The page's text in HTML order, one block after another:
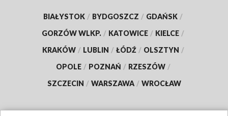
BIAŁYSTOK / BYDGOSZCZ / GDAŃSK /
GORZÓW WLKP. / KATOWICE / KIELCE /
KRAKÓW / LUBLIN / ŁÓDŹ / OLSZTYN /
OPOLE / POZNAŃ / RZESZÓW /
SZCZECIN / WARSZAWA / WROCŁAW